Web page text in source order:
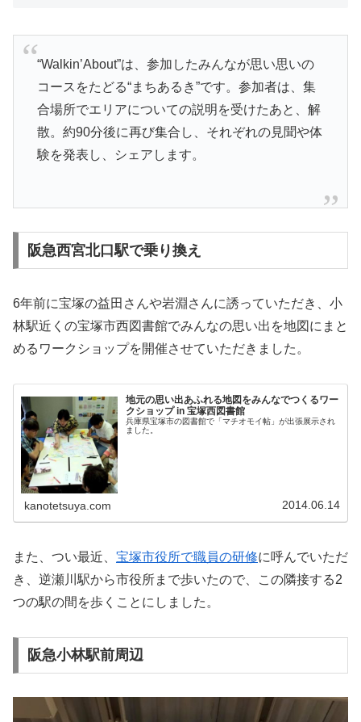
“Walkin’About”は、参加したみんなが思い思いの
コースをたどる“まちあるき”です。参加者は、集
合場所でエリアについての説明を受けたあと、解
散。約90分後に再び集合し、それぞれの見聞や体
験を発表し、シェアします。
阪急西宮北口駅で乗り換え
6年前に宝塚の益田さんや岩淵さんに誘っていただき、小
林駅近くの宝塚市西図書館でみんなの思い出を地図にまと
めるワークショップを開催させていただきました。
地元の思い出あふれる地図をみんなでつくるワー
クショップ in 宝塚西図書館
兵庫県宝塚市の図書館で「マチオモイ帖」が出張展示され
ました。
kanotetsuya.com 2014.06.14
また、つい最近、 宝塚市役所で職員の研修に呼んでいただ
き、逆瀬川駅から市役所まで歩いたので、この隣接する2
つの駅の間を歩くことにしました。
阪急小林駅前周辺